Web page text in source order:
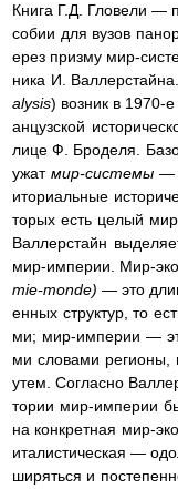
Книга Г.Д. Гловели —
собии для вузов
ерез призму мир-
ника И.
alysis) возник в 1970-
анцузской
лице Ф. Броделя.
ужатмир-системы —
иториальные
торых есть целый
Валлерстайн
мир-империи. Мир-
mie-monde) — это
енных структур, то
ми; мир-империи —
ми словами регионы,
утем. Согласно
тории мир-империи
на конкретная мир-
италистическая —
ширяться и